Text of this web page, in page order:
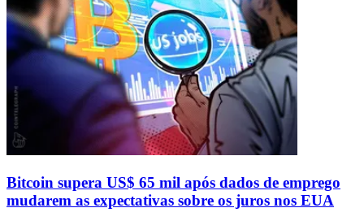
Bitcoin supera US$ 65 mil após dados de emprego
mudarem as expectativas sobre os juros nos EUA